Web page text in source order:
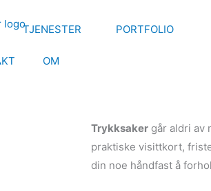
TJENESTER PORTFOLIO
OM
Trykksaker går aldri av
praktiske visittkort,
din noe håndfast å